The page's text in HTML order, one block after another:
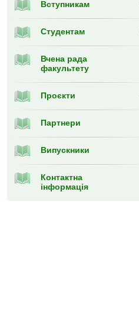
Вступникам
Студентам
Вчена рада
факультету
Проєкти
Партнери
Випускники
Контактна
інформація